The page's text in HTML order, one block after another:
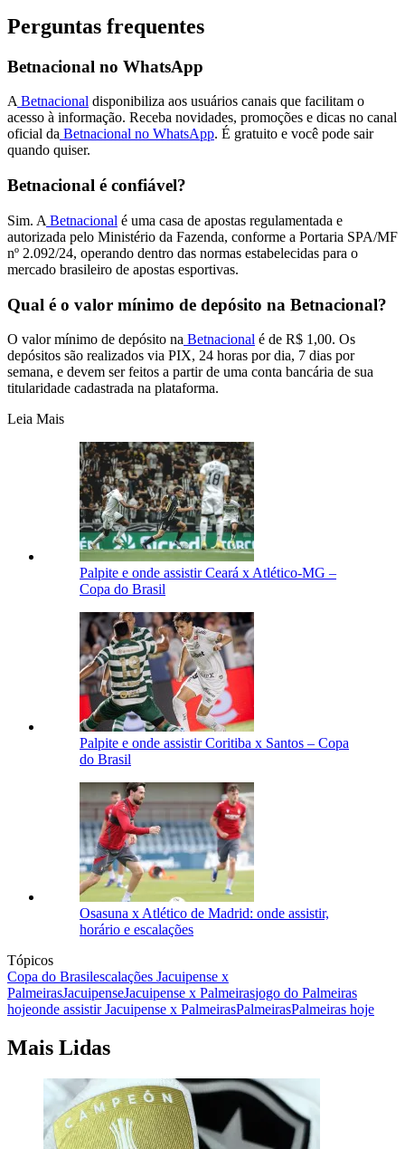
Perguntas frequentes
Betnacional no WhatsApp
A Betnacional disponibiliza aos usuários canais que facilitam o
acesso à informação. Receba novidades, promoções e dicas no canal
oficial da Betnacional no WhatsApp. É gratuito e você pode sair
quando quiser.
Betnacional é confiável?
Sim. A Betnacional é uma casa de apostas regulamentada e
autorizada pelo Ministério da Fazenda, conforme a Portaria SPA/MF
nº 2.092/24, operando dentro das normas estabelecidas para o
mercado brasileiro de apostas esportivas.
Qual é o valor mínimo de depósito na Betnacional?
O valor mínimo de depósito na Betnacional é de R$ 1,00. Os
depósitos são realizados via PIX, 24 horas por dia, 7 dias por
semana, e devem ser feitos a partir de uma conta bancária de sua
titularidade cadastrada na plataforma.
Leia Mais
Palpite e onde assistir Ceará x Atlético-MG –
Copa do Brasil
Palpite e onde assistir Coritiba x Santos – Copa
do Brasil
Osasuna x Atlético de Madrid: onde assistir,
horário e escalações
Tópicos
Copa do Brasilescalações Jacuipense x
PalmeirasJacuipenseJacuipense x Palmeirasjogo do Palmeiras
hojeonde assistir Jacuipense x PalmeirasPalmeirasPalmeiras hoje
Mais Lidas